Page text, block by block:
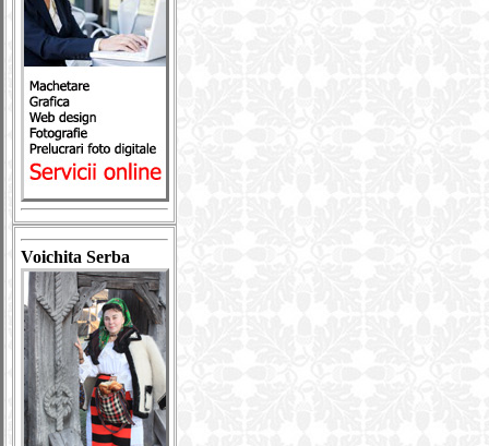
Voichita Serba